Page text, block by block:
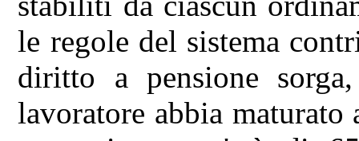
le regole del sistema
diritto a pensione
lavoratore abbia